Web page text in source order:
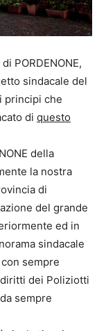
PORDENONE,
sindacale del
principi che
di questo
della
la nostra
di
del grande
ed in
sindacale
sempre
dei Poliziotti
sempre